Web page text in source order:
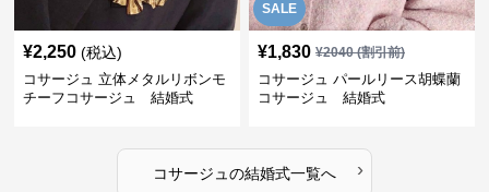
¥2,250 (税込)
コサージュ 立体メタルリボンモ
チーフコサージュ 結婚式
SALE
¥1,830 ¥2040(割引前)
コサージュ パールリース胡蝶蘭
コサージュ 結婚式
コサージュ の結婚式一覧へ ›